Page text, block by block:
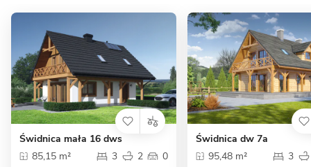
Świdnica mała 16 dws
85,15 m²
3 2 0
Świdnica dw 7a
95,48 m²
3